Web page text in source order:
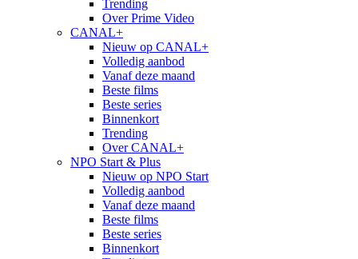
Trending
Over Prime Video
CANAL+
Nieuw op CANAL+
Volledig aanbod
Vanaf deze maand
Beste films
Beste series
Binnenkort
Trending
Over CANAL+
NPO Start & Plus
Nieuw op NPO Start
Volledig aanbod
Vanaf deze maand
Beste films
Beste series
Binnenkort